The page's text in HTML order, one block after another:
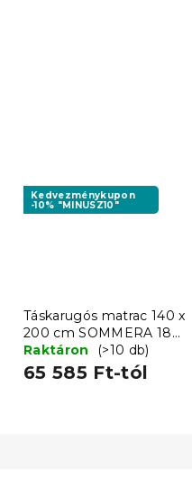
Kedvezménykupon
-10% "MINUSZ10"
Táskarugós matrac 140 x
200 cm SOMMERA 18
cm
Raktáron (>10 db)
65 585 Ft-tól